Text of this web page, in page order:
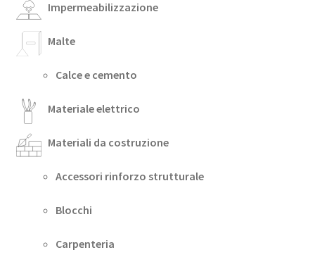
Impermeabilizzazione
Malte
Calce e cemento
Materiale elettrico
Materiali da costruzione
Accessori rinforzo strutturale
Blocchi
Carpenteria